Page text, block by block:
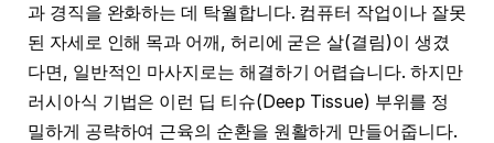
과 경직을 완화하는 데 탁월합니다. 컴퓨터 작업이나 잘못
된 자세로 인해 목과 어깨, 허리에 굳은 살(결림)이 생겼
다면, 일반적인 마사지로는 해결하기 어렵습니다. 하지만
러시아식 기법은 이런 딥 티슈(Deep Tissue) 부위를 정
밀하게 공략하여 근육의 순환을 원활하게 만들어줍니다.